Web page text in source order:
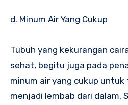
d. Minum Air Yang Cukup
Tubuh yang kekurangan
sehat, begitu juga pada
minum air yang cukup
menjadi lembab dari dalam.